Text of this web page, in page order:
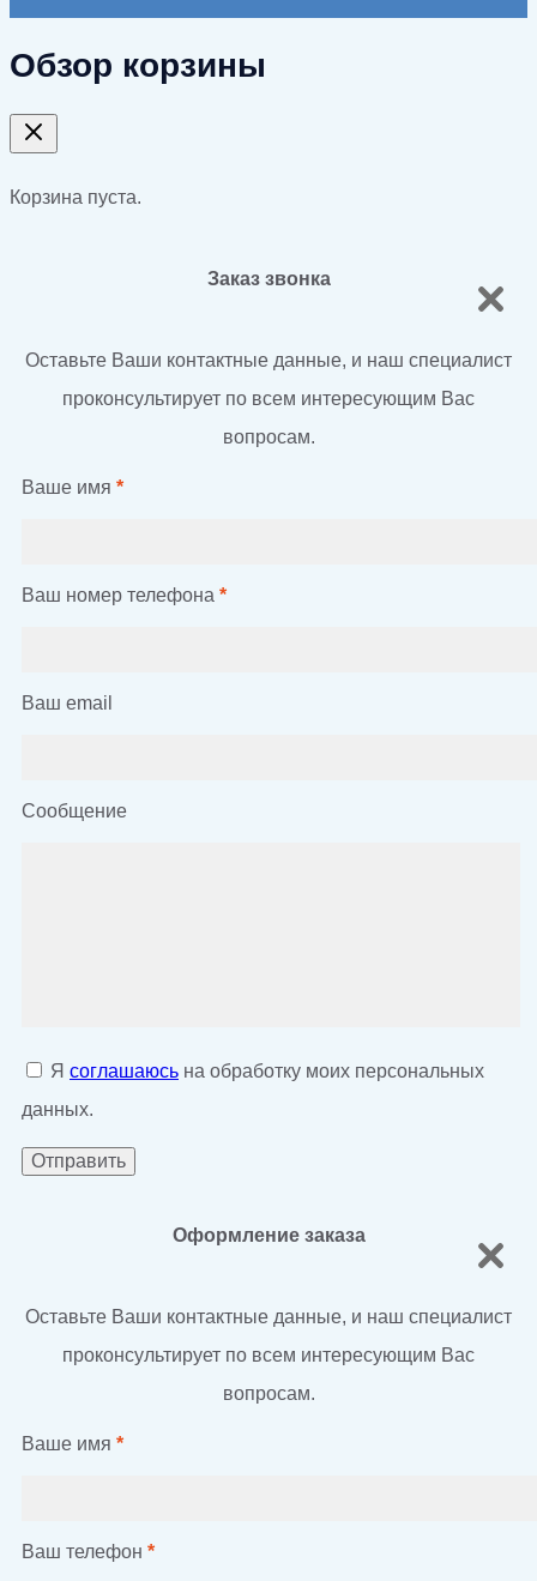
Обзор корзины
Корзина пуста.
Заказ звонка
Оставьте Ваши контактные данные, и наш специалист
проконсультирует по всем интересующим Вас
вопросам.
Ваше имя *
Ваш номер телефона *
Ваш email
Сообщение
Я соглашаюсь на обработку моих персональных
данных.
Оформление заказа
Оставьте Ваши контактные данные, и наш специалист
проконсультирует по всем интересующим Вас
вопросам.
Ваше имя *
Ваш телефон *